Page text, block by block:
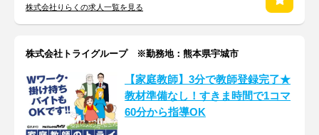
株式会社りらくの求人一覧を見る
株式会社トライグループ ※勤務地：熊本県宇城市
【家庭教師】3分で教師登録完了★
教材準備なし！すきま時間で1コマ
60分から指導OK